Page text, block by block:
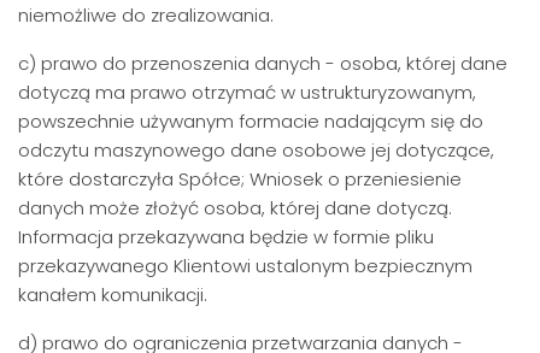
niemożliwe do zrealizowania.
c) prawo do przenoszenia danych - osoba, której dane
dotyczą ma prawo otrzymać w ustrukturyzowanym,
powszechnie używanym formacie nadającym się do
odczytu maszynowego dane osobowe jej dotyczące,
które dostarczyła Spółce; Wniosek o przeniesienie
danych może złożyć osoba, której dane dotyczą.
Informacja przekazywana będzie w formie pliku
przekazywanego Klientowi ustalonym bezpiecznym
kanałem komunikacji.
d) prawo do ograniczenia przetwarzania danych -